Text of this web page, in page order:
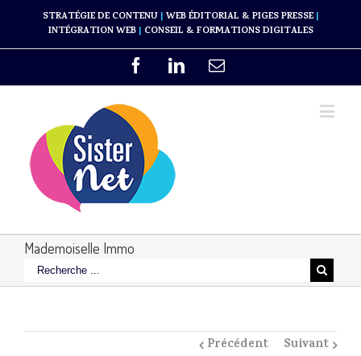
STRATÉGIE DE CONTENU | WEB ÉDITORIAL & PIGES PRESSE |
INTÉGRATION WEB | CONSEIL & FORMATIONS DIGITALES
Mademoiselle Immo
Précédent Suivant